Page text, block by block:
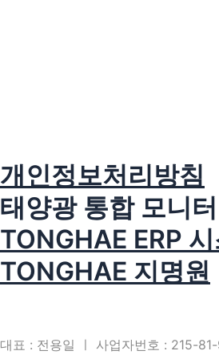
개인정보처리방침
태양광 통합 모니
TONGHAE ERP
TONGHAE 지명원
대표 : 전용일 ㅣ 사업자번호 : 215-